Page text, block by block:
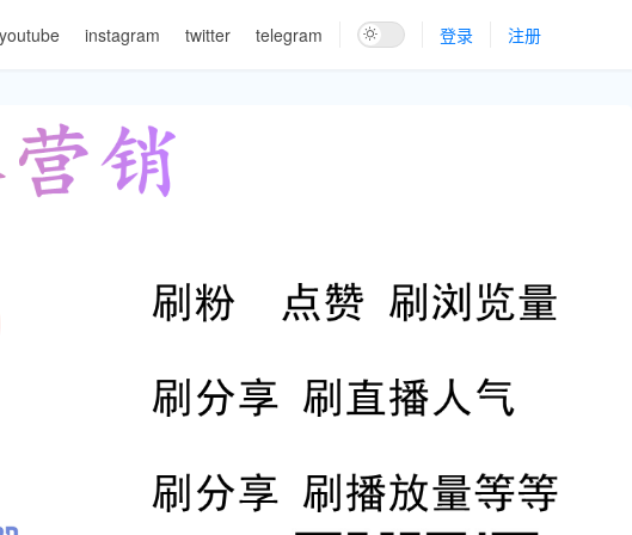
youtube instagram twitter telegram 登录 注册